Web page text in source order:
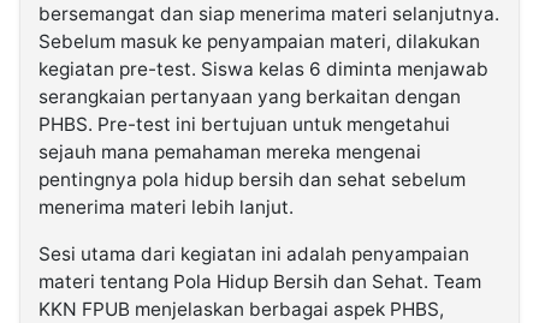
bersemangat dan siap menerima materi selanjutnya.
Sebelum masuk ke penyampaian materi, dilakukan
kegiatan pre-test. Siswa kelas 6 diminta menjawab
serangkaian pertanyaan yang berkaitan dengan
PHBS. Pre-test ini bertujuan untuk mengetahui
sejauh mana pemahaman mereka mengenai
pentingnya pola hidup bersih dan sehat sebelum
menerima materi lebih lanjut.
Sesi utama dari kegiatan ini adalah penyampaian
materi tentang Pola Hidup Bersih dan Sehat. Team
KKN FPUB menjelaskan berbagai aspek PHBS,